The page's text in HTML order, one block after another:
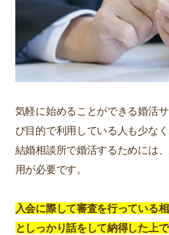
気軽に始めることができる婚活
び目的で利用している人も少なく
結婚相談所で婚活するためには
用が必要です。
入会に際して審査を行っている
としっかり話をして納得した上